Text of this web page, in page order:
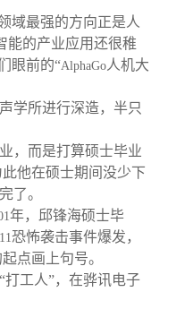
域最强的方向正是人
能的产业应用还很稚
眼前的“AlphaGo人机大
学所进行深造，半只
，而是打算硕士毕业
他在硕士期间没少下
了。
年，邱锋海硕士毕
11恐怖袭击事件爆发，
点画上句号。
工人”，在骅讯电子